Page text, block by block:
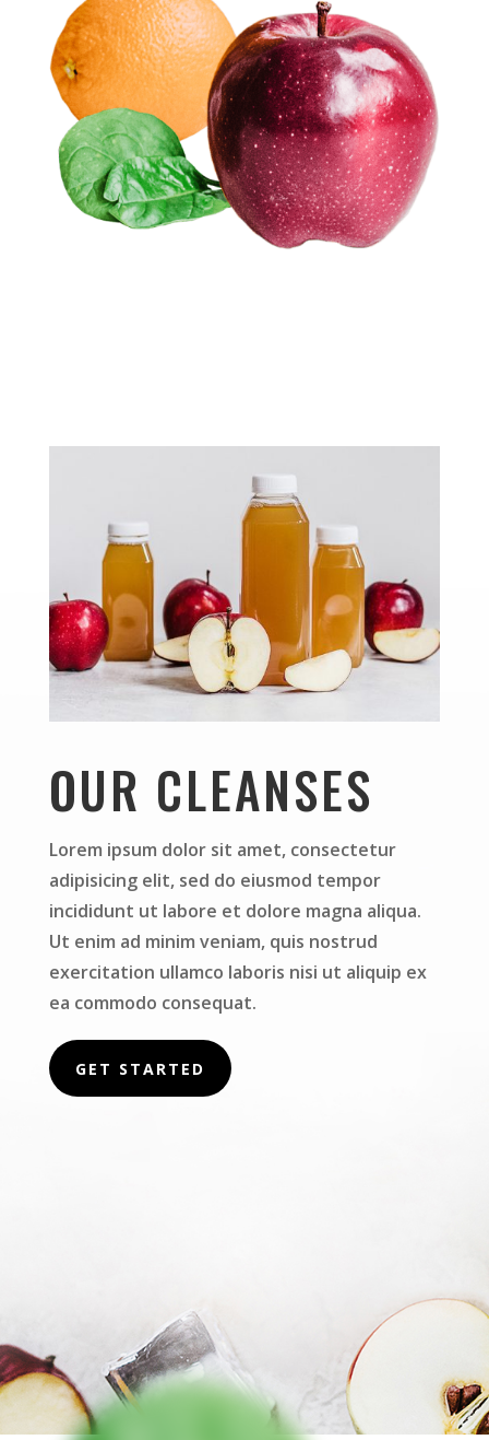
OUR CLEANSES
Lorem ipsum dolor sit amet, consectetur
adipisicing elit, sed do eiusmod tempor
incididunt ut labore et dolore magna aliqua.
Ut enim ad minim veniam, quis nostrud
exercitation ullamco laboris nisi ut aliquip ex
ea commodo consequat.
GET STARTED